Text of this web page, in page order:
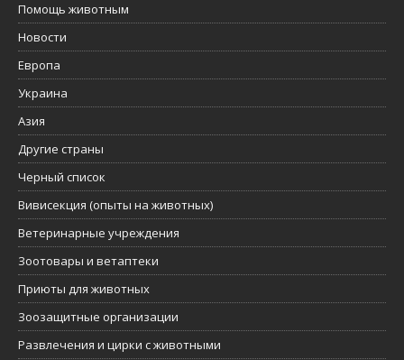
Помощь животным
Новости
Европа
Украина
Азия
Другие страны
Черный список
Вивисекция (опыты на животных)
Ветеринарные учреждения
Зоотовары и ветаптеки
Приюты для животных
Зоозащитные организации
Развлечения и цирки с животными